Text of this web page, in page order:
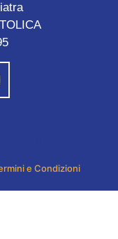
e Condizioni